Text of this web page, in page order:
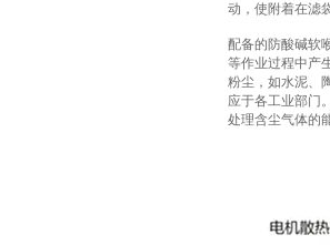
动，使附着在滤
配备的防酸碱软
等作业过程中产
粉尘，如水泥、
应于各工业部门
处理含尘气体的